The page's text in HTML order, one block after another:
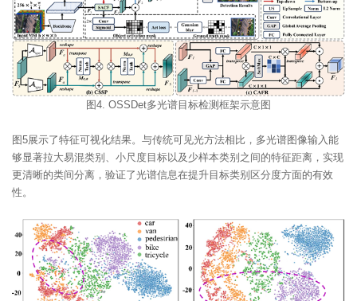
图4. OSSDet多光谱目标检测框架示意图
图5展示了特征可视化结果。与传统可见光方法相比，多光谱图像输入能
够显著拉大易混类别、小尺度目标以及少样本类别之间的特征距离，实现
更清晰的类间分离，验证了光谱信息在提升目标类别区分度方面的有效
性。